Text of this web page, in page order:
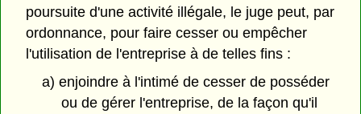
poursuite d'une activité illégale, le juge peut, par
ordonnance, pour faire cesser ou empêcher
l'utilisation de l'entreprise à de telles fins :
a) enjoindre à l'intimé de cesser de posséder
ou de gérer l'entreprise, de la façon qu'il